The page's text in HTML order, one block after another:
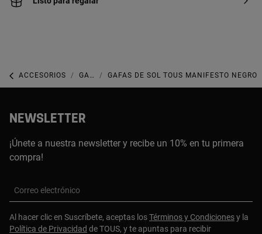
ACCESORIOS GAFAS DE SOL GAFAS DE SOL TOUS MANIFESTO NEGRO
NEWSLETTER
¡Únete a nuestra newsletter y recibe un 10% en tu primera
compra!
Correo electrónico
Al hacer clic en Suscríbete, aceptas losTérminos y Condicionesy la
Política de Privacidad de TOUS, y te apuntas para recibir